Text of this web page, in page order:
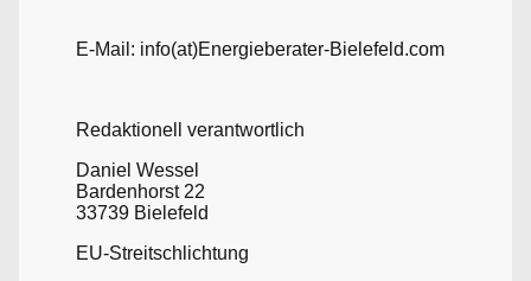
E-Mail: info(at)Energieberater-Bielefeld.com
Redaktionell verantwortlich
Daniel Wessel
Bardenhorst 22
33739 Bielefeld
EU-Streitschlichtung